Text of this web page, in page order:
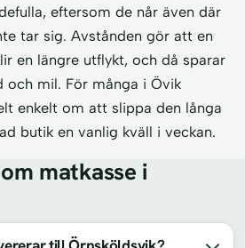
eftersom de når även där
tar sig. Avstånden gör att en
en längre utflykt, och då sparar
och mil. För många i Övik
enkelt om att slippa den långa
butik en vanlig kväll i veckan.
matkasse i